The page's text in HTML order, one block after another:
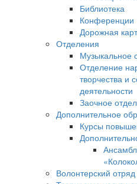
Библиотека
Конференции
Дорожная
Отделения
Музыкальное
Отделение
творчества и
деятельности
Заочное
Дополнительное
Курсы
Волонтерский отряд